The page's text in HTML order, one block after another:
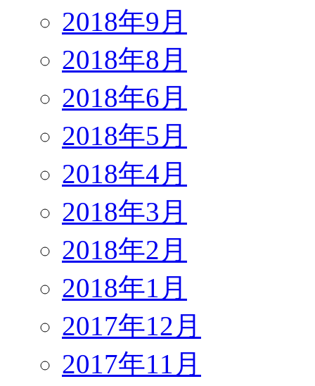
2018年9月
2018年8月
2018年6月
2018年5月
2018年4月
2018年3月
2018年2月
2018年1月
2017年12月
2017年11月